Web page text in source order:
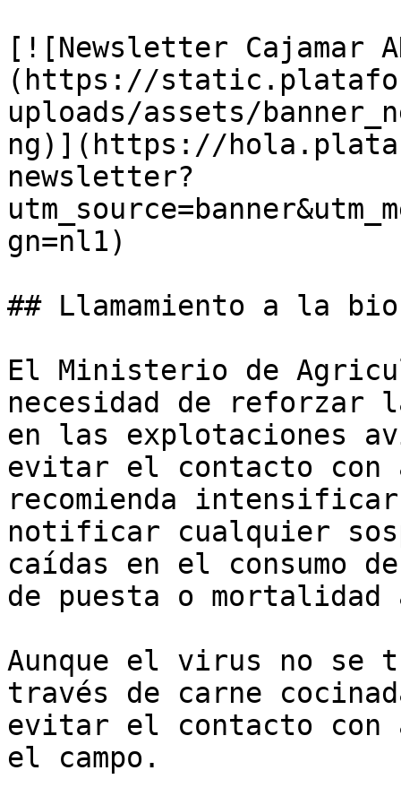
[![Newsletter Cajamar
(https://
uploads/assets/
ng)](https://
newsletter?
gn=nl1)
## Llamamiento a la
El Ministerio de
necesidad de reforzar
en las explotaciones
evitar el contacto con
recomienda
notificar cualquier
caídas en el consumo
de puesta o mortalidad
Aunque el virus no se
través de carne
evitar el contacto con
el campo.